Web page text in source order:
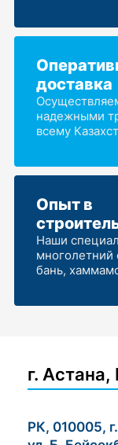
доставка
надежными
всему
Опыт в
Наши
многолетний
бань,
г.
РК, 010005,